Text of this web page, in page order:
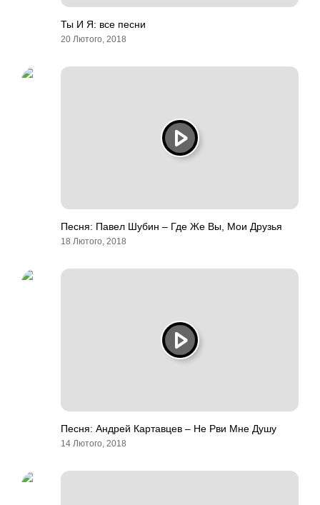
Ты И Я: все песни
20 Лютого, 2018
Песня: Павел Шубин – Где Же Вы, Мои Друзья
18 Лютого, 2018
Песня: Андрей Картавцев – Не Рви Мне Душу
14 Лютого, 2018